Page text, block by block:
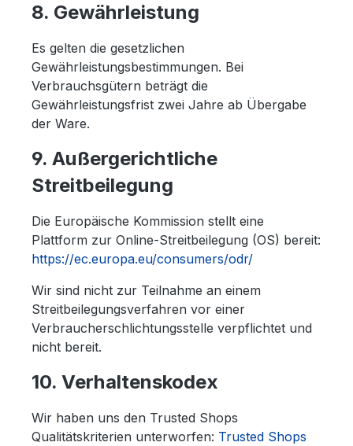
8. Gewährleistung
Es gelten die gesetzlichen
Gewährleistungsbestimmungen. Bei
Verbrauchsgütern beträgt die
Gewährleistungsfrist zwei Jahre ab Übergabe
der Ware.
9. Außergerichtliche
Streitbeilegung
Die Europäische Kommission stellt eine
Plattform zur Online-Streitbeilegung (OS) bereit:
https://ec.europa.eu/consumers/odr/
Wir sind nicht zur Teilnahme an einem
Streitbeilegungsverfahren vor einer
Verbraucherschlichtungsstelle verpflichtet und
nicht bereit.
10. Verhaltenskodex
Wir haben uns den Trusted Shops
Qualitätskriterien unterworfen: Trusted Shops